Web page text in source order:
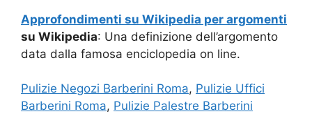
Approfondimenti su Wikipedia per argomenti
su Wikipedia: Una definizione dell’argomento
data dalla famosa enciclopedia on line.
Pulizie Negozi Barberini Roma, Pulizie Uffici
Barberini Roma, Pulizie Palestre Barberini